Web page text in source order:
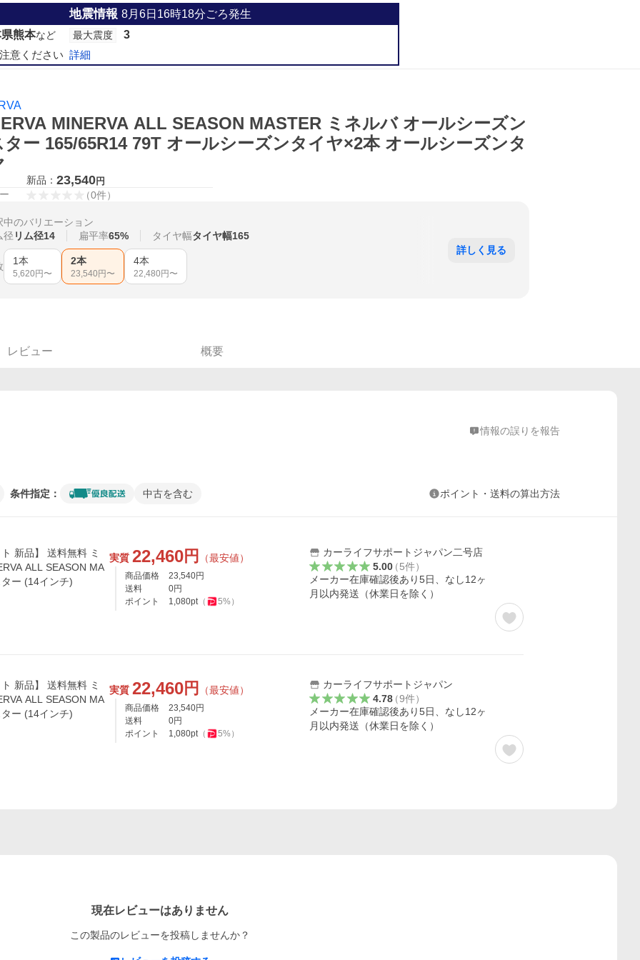
地震情報 8月6日16時18分ごろ発生
熊本など 最大震度
3
意ください 詳細
MINERVA ALL SEASON MASTER ミネルバ オールシーズン
ター 165/65R14 79T オールシーズンタイヤ×2本 オールシーズンタ
新品： 23,540円
（0件）
中のバリエーション
径 リム径14 扁平率65% タイヤ幅タイヤ幅165
1本
5,620 円〜
2本
23,540 円〜
4本
22,480 円〜
詳しく見る
レビュー 概要
情報の誤りを報告
条件指定： 中古を含む ポイント・送料の算出方法
新品】 送料無料 ミ
ALL SEASON MA
ー (14インチ)
実質 22,460円 （最安値）
商品価格 23,540円
送料
0円
ポイント
1,080pt（ 5%）
カーライフサポートジャパン二号店
5.00（5件）
メーカー在庫確認後あり5日、なし12ヶ
月以内発送（休業日を除く）
新品】 送料無料 ミ
ALL SEASON MA
ー (14インチ)
実質 22,460円 （最安値）
商品価格 23,540円
送料
0円
ポイント
1,080pt（ 5%）
カーライフサポートジャパン
4.78（9件）
メーカー在庫確認後あり5日、なし12ヶ
月以内発送（休業日を除く）
現在レビューはありません
この製品のレビューを投稿しませんか？